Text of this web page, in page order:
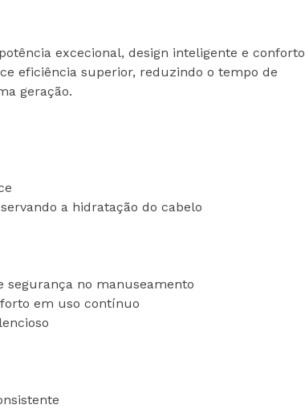
excecional, design inteligente e conforto
eficiência superior, reduzindo o tempo de
geração.
a hidratação do cabelo
no manuseamento
em uso contínuo